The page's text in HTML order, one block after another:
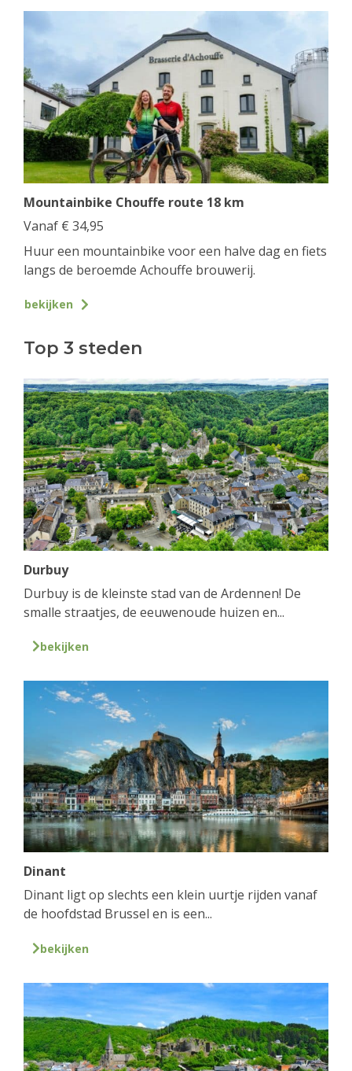
Mountainbike Chouffe route 18 km
Vanaf € 34,95
Huur een mountainbike voor een halve dag en fiets
langs de beroemde Achouffe brouwerij.
bekijken
Top 3 steden
Durbuy
Durbuy is de kleinste stad van de Ardennen! De
smalle straatjes, de eeuwenoude huizen en...
bekijken
Dinant
Dinant ligt op slechts een klein uurtje rijden vanaf
de hoofdstad Brussel en is een...
bekijken